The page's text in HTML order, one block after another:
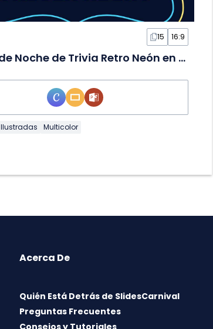
15 16:9
Juego de Noche de Trivia Retro Neón en Diapositivas
Ilustradas Multicolor
Acerca De
Quién Está Detrás de SlidesCarnival
Preguntas Frecuentes